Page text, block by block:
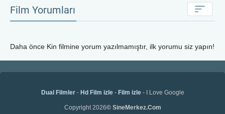
Film Yorumları
Daha önce Kin filmine yorum yazılmamıştır, ilk yorumu siz yapın!
Dual Filmler- Hd Film izle- Film izle- I Love Google
Copyright 2026© SineMerkez.Com